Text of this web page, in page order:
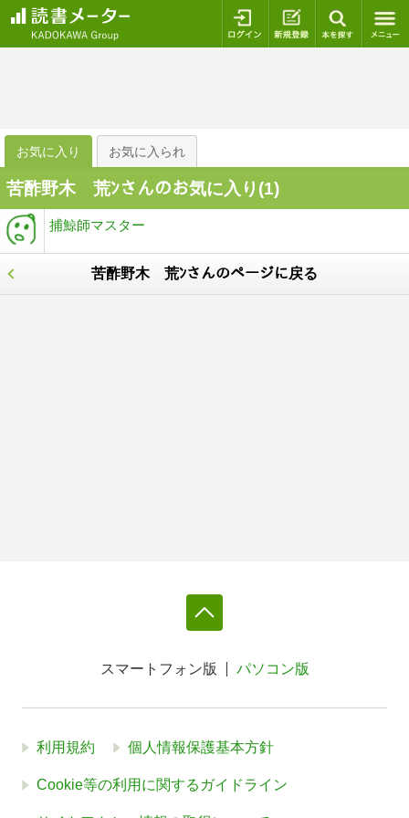
ログイン 新規登録
お気に入り お気に入られ
苦酢野木 荒ﾝさんのお気に入り(1)
捕鯨師マスター
苦酢野木 荒ﾝさんのページに戻る
スマートフォン版 パソコン版
利用規約 個人情報保護基本方針
Cookie等の利用に関するガイドライン